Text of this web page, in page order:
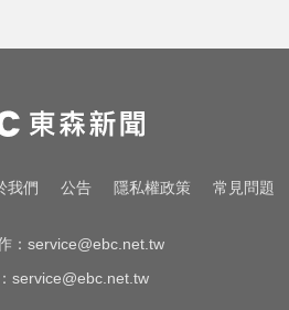
致死！台中宮廟總幹
下場出爐
輩辭世！前彰化市代
我們 公告 隱私權政策 常見問題
： service@ebc.net.tw
service@ebc.net.tw